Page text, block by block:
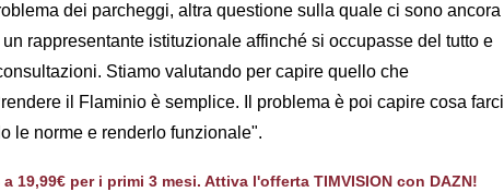
dei parcheggi, altra questione sulla quale ci sono ancora
rappresentante istituzionale affinché si occupasse del tutto e
Stiamo valutando per capire quello che
il Flaminio è semplice. Il problema è poi capire cosa farci
le norme e renderlo funzionale".
19,99€ per i primi 3 mesi. Attiva l'offerta TIMVISION con DAZN!